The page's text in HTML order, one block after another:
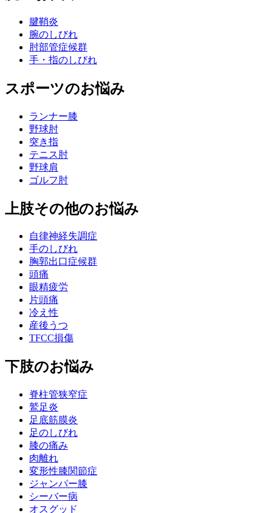
腱鞘炎
腕のしびれ
肘部管症候群
手・指のしびれ
スポーツのお悩み
ランナー膝
野球肘
突き指
テニス肘
野球肩
ゴルフ肘
上肢その他のお悩み
自律神経失調症
手のしびれ
胸郭出口症候群
頭痛
眼精疲労
片頭痛
冷え性
産後うつ
TFCC損傷
下肢のお悩み
脊柱管狭窄症
鷲足炎
足底筋膜炎
足のしびれ
膝の痛み
肉離れ
変形性膝関節症
ジャンパー膝
シーバー病
オスグッド